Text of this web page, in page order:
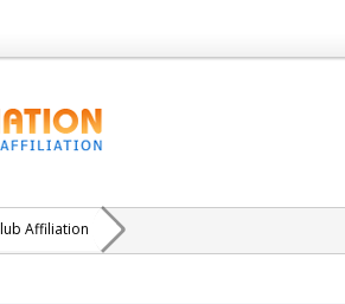
Affiliation